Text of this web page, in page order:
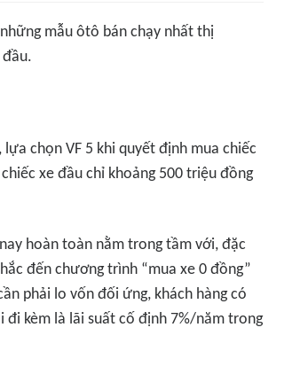
mẫu ôtô bán chạy nhất thị
chọn VF 5 khi quyết định mua chiếc
xe đầu chỉ khoảng 500 triệu đồng
hoàn toàn nằm trong tầm với, đặc
đến chương trình “mua xe 0 đồng”
phải lo vốn đối ứng, khách hàng có
kèm là lãi suất cố định 7%/năm trong